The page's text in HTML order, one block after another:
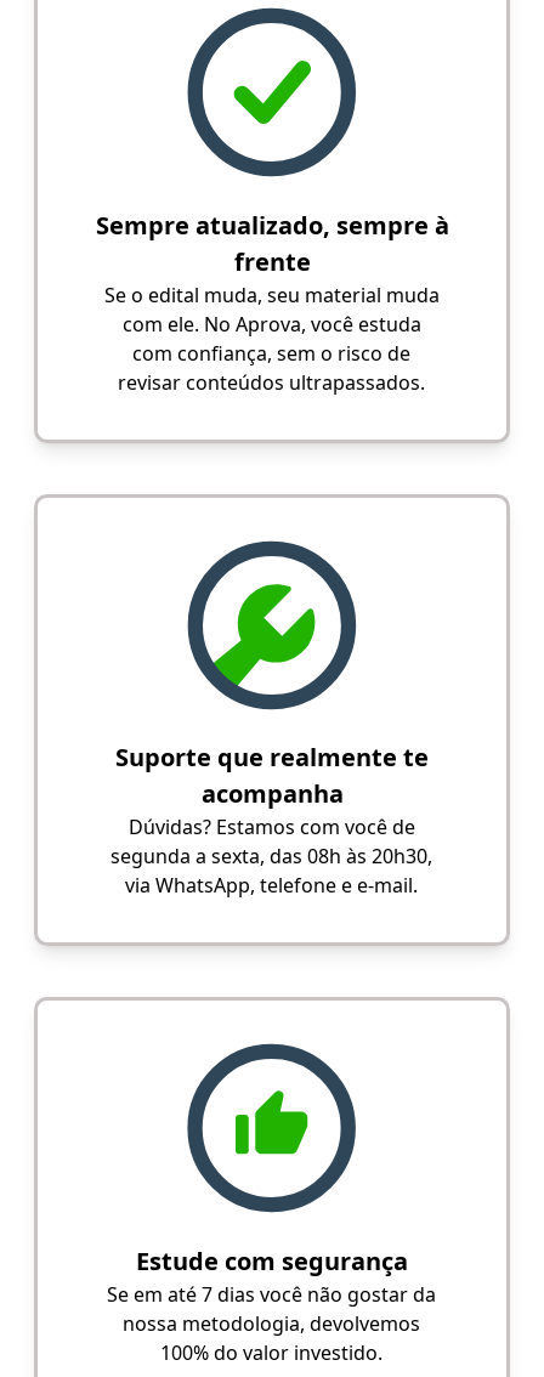
Sempre atualizado, sempre à
frente
Se o edital muda, seu material muda
com ele. No Aprova, você estuda
com confiança, sem o risco de
revisar conteúdos ultrapassados.
Suporte que realmente te
acompanha
Dúvidas? Estamos com você de
segunda a sexta, das 08h às 20h30,
via WhatsApp, telefone e e-mail.
Estude com segurança
Se em até 7 dias você não gostar da
nossa metodologia, devolvemos
100% do valor investido.